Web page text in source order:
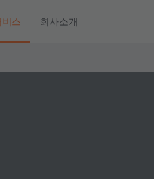
스 회사소개